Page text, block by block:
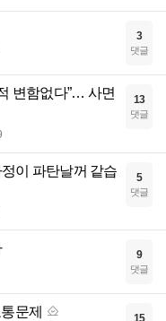
3
댓글
변함없다”… 사면
13
댓글
이 파탄날꺼 같습
5
댓글
9
댓글
문제 15